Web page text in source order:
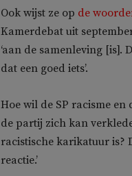
Ook wijst ze op de
Kamerdebat uit
‘aan de samenleving [is].
dat een goed iets’.
Hoe wil de SP racisme
de partij zich kan
racistische karikatuur is?
reactie.’